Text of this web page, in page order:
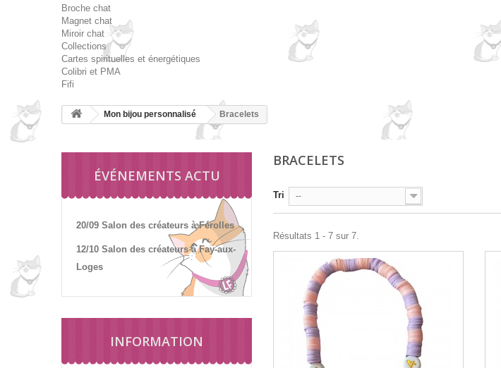
Broche chat
Magnet chat
Miroir chat
Collections
Cartes spirituelles et énergétiques
Colibri et PMA
Fifi
Mon bijou personnalisé Bracelets
ÉVÉNEMENTS ACTU
20/09 Salon des créateurs à Férolles
12/10 Salon des créateurs à Fay-aux-
Loges
INFORMATION
BRACELETS
Tri --
Résultats 1 - 7 sur 7.